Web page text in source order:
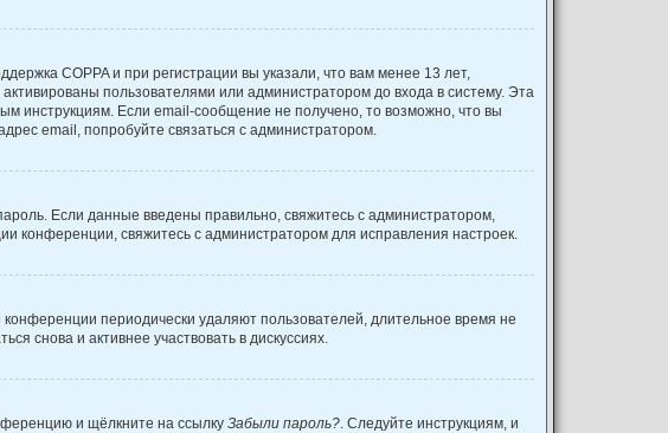
COPPA и при регистрации вы указали, что вам менее 13 лет,
пользователями или администратором до входа в систему. Эта
инструкциям. Если email-сообщение не получено, то возможно, что вы
email, попробуйте связаться с администратором.
Если данные введены правильно, свяжитесь с администратором,
конференции, свяжитесь с администратором для исправления настроек.
периодически удаляют пользователей, длительное время не
снова и активнее участвовать в дискуссиях.
и щёлкните на ссылку Забыли пароль?. Следуйте инструкциям, и